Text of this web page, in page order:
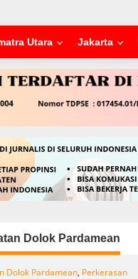
Utara Jakarta
Dolok Pardamean
Dolok Pardamean, Perkerasan